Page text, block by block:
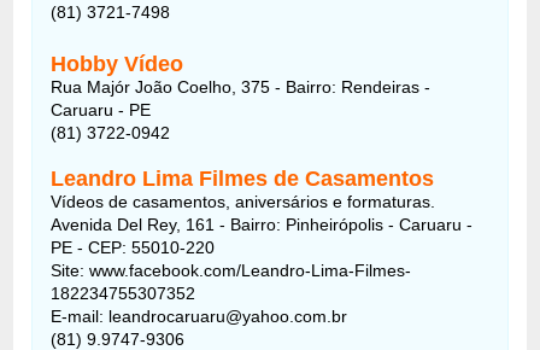
(81) 3721-7498
Hobby Vídeo
Rua Majór João Coelho, 375 - Bairro: Rendeiras -
Caruaru - PE
(81) 3722-0942
Leandro Lima Filmes de Casamentos
Vídeos de casamentos, aniversários e formaturas.
Avenida Del Rey, 161 - Bairro: Pinheirópolis - Caruaru -
PE - CEP: 55010-220
Site: www.facebook.com/Leandro-Lima-Filmes-
182234755307352
E-mail: leandrocaruaru@yahoo.com.br
(81) 9.9747-9306